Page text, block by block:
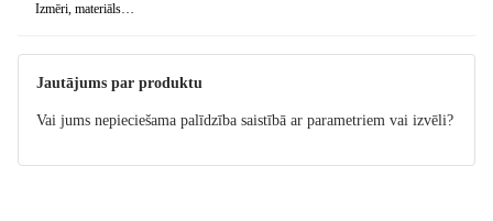
Izmēri, materiāls…
Jautājums par produktu
Vai jums nepieciešama palīdzība saistībā ar parametriem vai izvēli?